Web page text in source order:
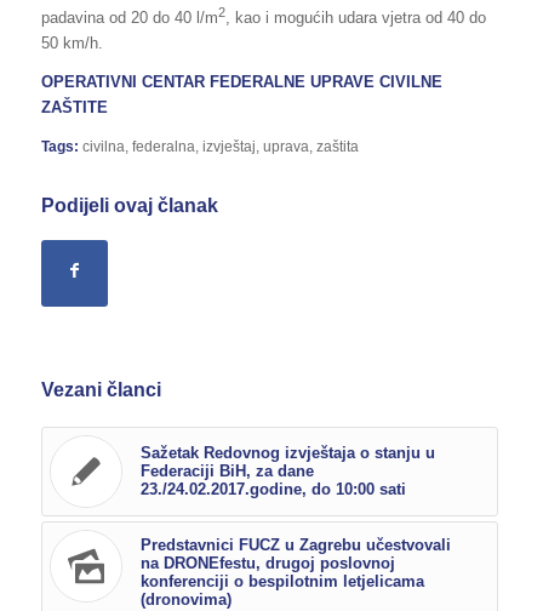
padavina od 20 do 40 l/m2, kao i mogućih udara vjetra od 40 do
50 km/h.
OPERATIVNI CENTAR FEDERALNE UPRAVE CIVILNE
ZAŠTITE
Tags: civilna federalna izvještaj uprava zaštita
Podijeli ovaj članak
Vezani članci
Sažetak Redovnog izvještaja o stanju u
Federaciji BiH, za dane
23./24.02.2017.godine, do 10:00 sati
Predstavnici FUCZ u Zagrebu učestvovali
na DRONEfestu, drugoj poslovnoj
konferenciji o bespilotnim letjelicama
(dronovima)